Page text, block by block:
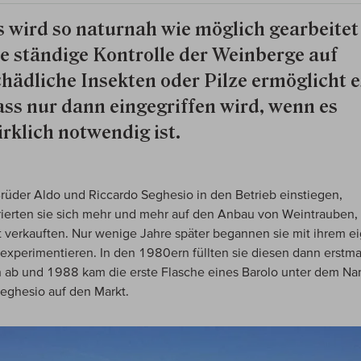
wird so naturnah wie möglich
ständige Kontrolle der Weinberge auf
Insekten oder Pilze ermöglicht
nur dann eingegriffen wird, wenn es
notwendig ist.
Aldo und Riccardo Seghesio in den Betrieb einstiegen,
sie sich mehr und mehr auf den Anbau von Weintrauben,
verkauften. Nur wenige Jahre später begannen sie mit ihrem
In den 1980ern füllten sie diesen dann
ab und 1988 kam die erste Flasche eines Barolo unter dem
auf den Markt.